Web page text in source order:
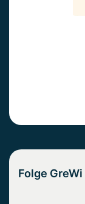
Folge GreWi